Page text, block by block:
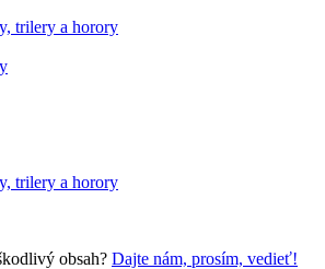
trilery a horory
trilery a horory
obsah? Dajte nám, prosím, vedieť!